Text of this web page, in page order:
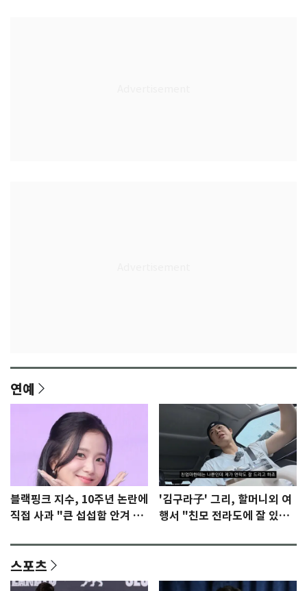
연예
블랙핑크 지수, 10주년 논란에
직접 사과 "큰 섭섭함 안겨 미
'김구라子' 그리, 할머니외 여
행서 "친모 전라도에 잘 있
스포츠